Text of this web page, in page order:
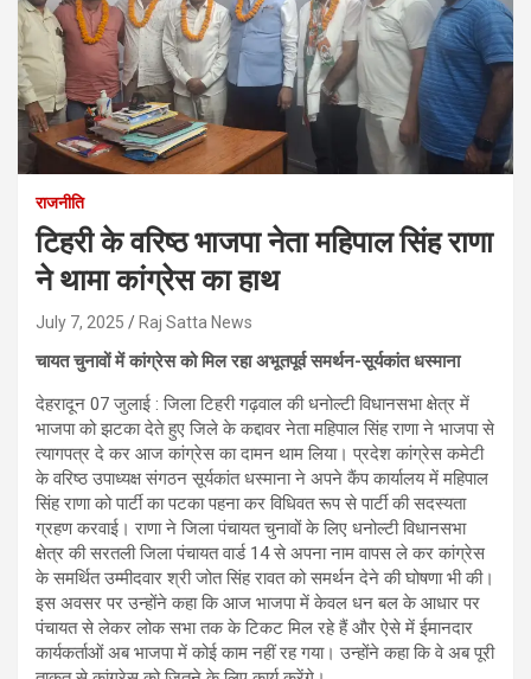
राजनीति
टिहरी के वरिष्ठ भाजपा नेता महिपाल सिंह राणा
ने थामा कांग्रेस का हाथ
July 7, 2025 Raj Satta News
चायत चुनावों में कांग्रेस को मिल रहा अभूतपूर्व समर्थन-सूर्यकांत धस्माना
देहरादून 07 जुलाई : जिला टिहरी गढ़वाल की धनोल्टी विधानसभा क्षेत्र में
भाजपा को झटका देते हुए जिले के कद्दावर नेता महिपाल सिंह राणा ने भाजपा से
त्यागपत्र दे कर आज कांग्रेस का दामन थाम लिया। प्रदेश कांग्रेस कमेटी
के वरिष्ठ उपाध्यक्ष संगठन सूर्यकांत धस्माना ने अपने कैंप कार्यालय में महिपाल
सिंह राणा को पार्टी का पटका पहना कर विधिवत रूप से पार्टी की सदस्यता
ग्रहण करवाई। राणा ने जिला पंचायत चुनावों के लिए धनोल्टी विधानसभा
क्षेत्र की सरतली जिला पंचायत वार्ड 14 से अपना नाम वापस ले कर कांग्रेस
के समर्थित उम्मीदवार श्री जोत सिंह रावत को समर्थन देने की घोषणा भी की।
इस अवसर पर उन्होंने कहा कि आज भाजपा में केवल धन बल के आधार पर
पंचायत से लेकर लोक सभा तक के टिकट मिल रहे हैं और ऐसे में ईमानदार
कार्यकर्ताओं अब भाजपा में कोई काम नहीं रह गया। उन्होंने कहा कि वे अब पूरी